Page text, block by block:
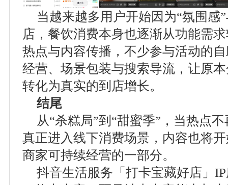
当越来越多用户开始因为“氛围感
店，餐饮消费本身也逐渐从功能需
热点与内容传播，不少参与活动的
经营、场景包装与搜索导流，让原
转化为真实的到店增长。
结尾
从“杀糕局”到“甜蜜季”，当热点
真正进入线下消费场景，内容也将
商家可持续经营的一部分。
抖音生活服务「打卡宝藏好店」